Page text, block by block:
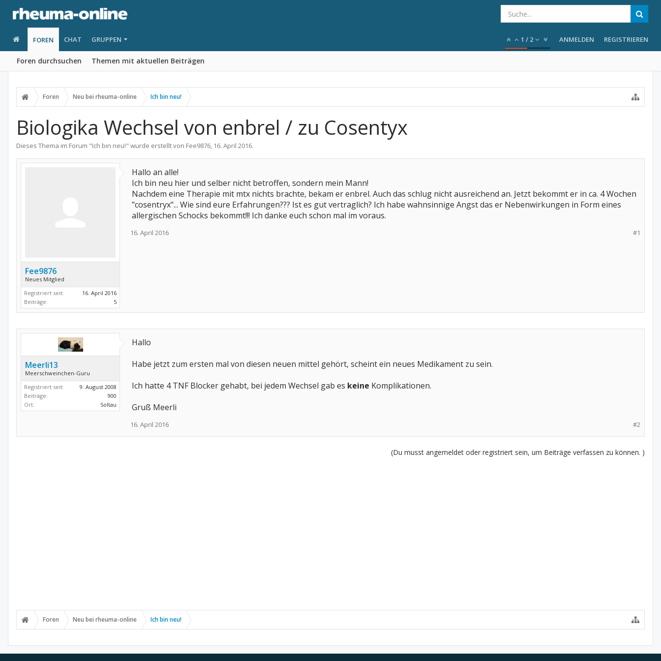
FOREN
Foren durchsuchen Themen mit aktuellen Beiträgen
CHAT GRUPPEN 1 / 2 ANMELDEN REGISTRIEREN
Foren Neu bei rheuma-online Ich bin neu!
Biologika Wechsel von enbrel / zu Cosentyx
Dieses Thema im Forum "Ich bin neu!" wurde erstellt von Fee9876, 16. April 2016.
Fee9876
Neues Mitglied
Registriert seit:
16. April 2016
Beiträge:
5
Hallo an alle!
Ich bin neu hier und selber nicht betroffen, sondern mein Mann!
Nachdem eine Therapie mit mtx nichts brachte, bekam er enbrel. Auch das schlug nicht ausreichend an. Jetzt bekommt er in ca. 4 Wochen
"cosentryx"... Wie sind eure Erfahrungen??? Ist es gut vertraglich? Ich habe wahnsinnige Angst das er Nebenwirkungen in Form eines
allergischen Schocks bekommt!!! Ich danke euch schon mal im voraus.
#1
16. April 2016
Meerli13
Meerschweinchen-Guru
Registriert seit:
9. August 2008
Beiträge:
900
Ort:
Soltau
Hallo
Habe jetzt zum ersten mal von diesen neuen mittel gehört, scheint ein neues Medikament zu sein.
Ich hatte 4 TNF Blocker gehabt, bei jedem Wechsel gab es keine Komplikationen.
Gruß Meerli
#2
16. April 2016
(Du musst angemeldet oder registriert sein, um Beiträge verfassen zu können. )
Foren Neu bei rheuma-online Ich bin neu!